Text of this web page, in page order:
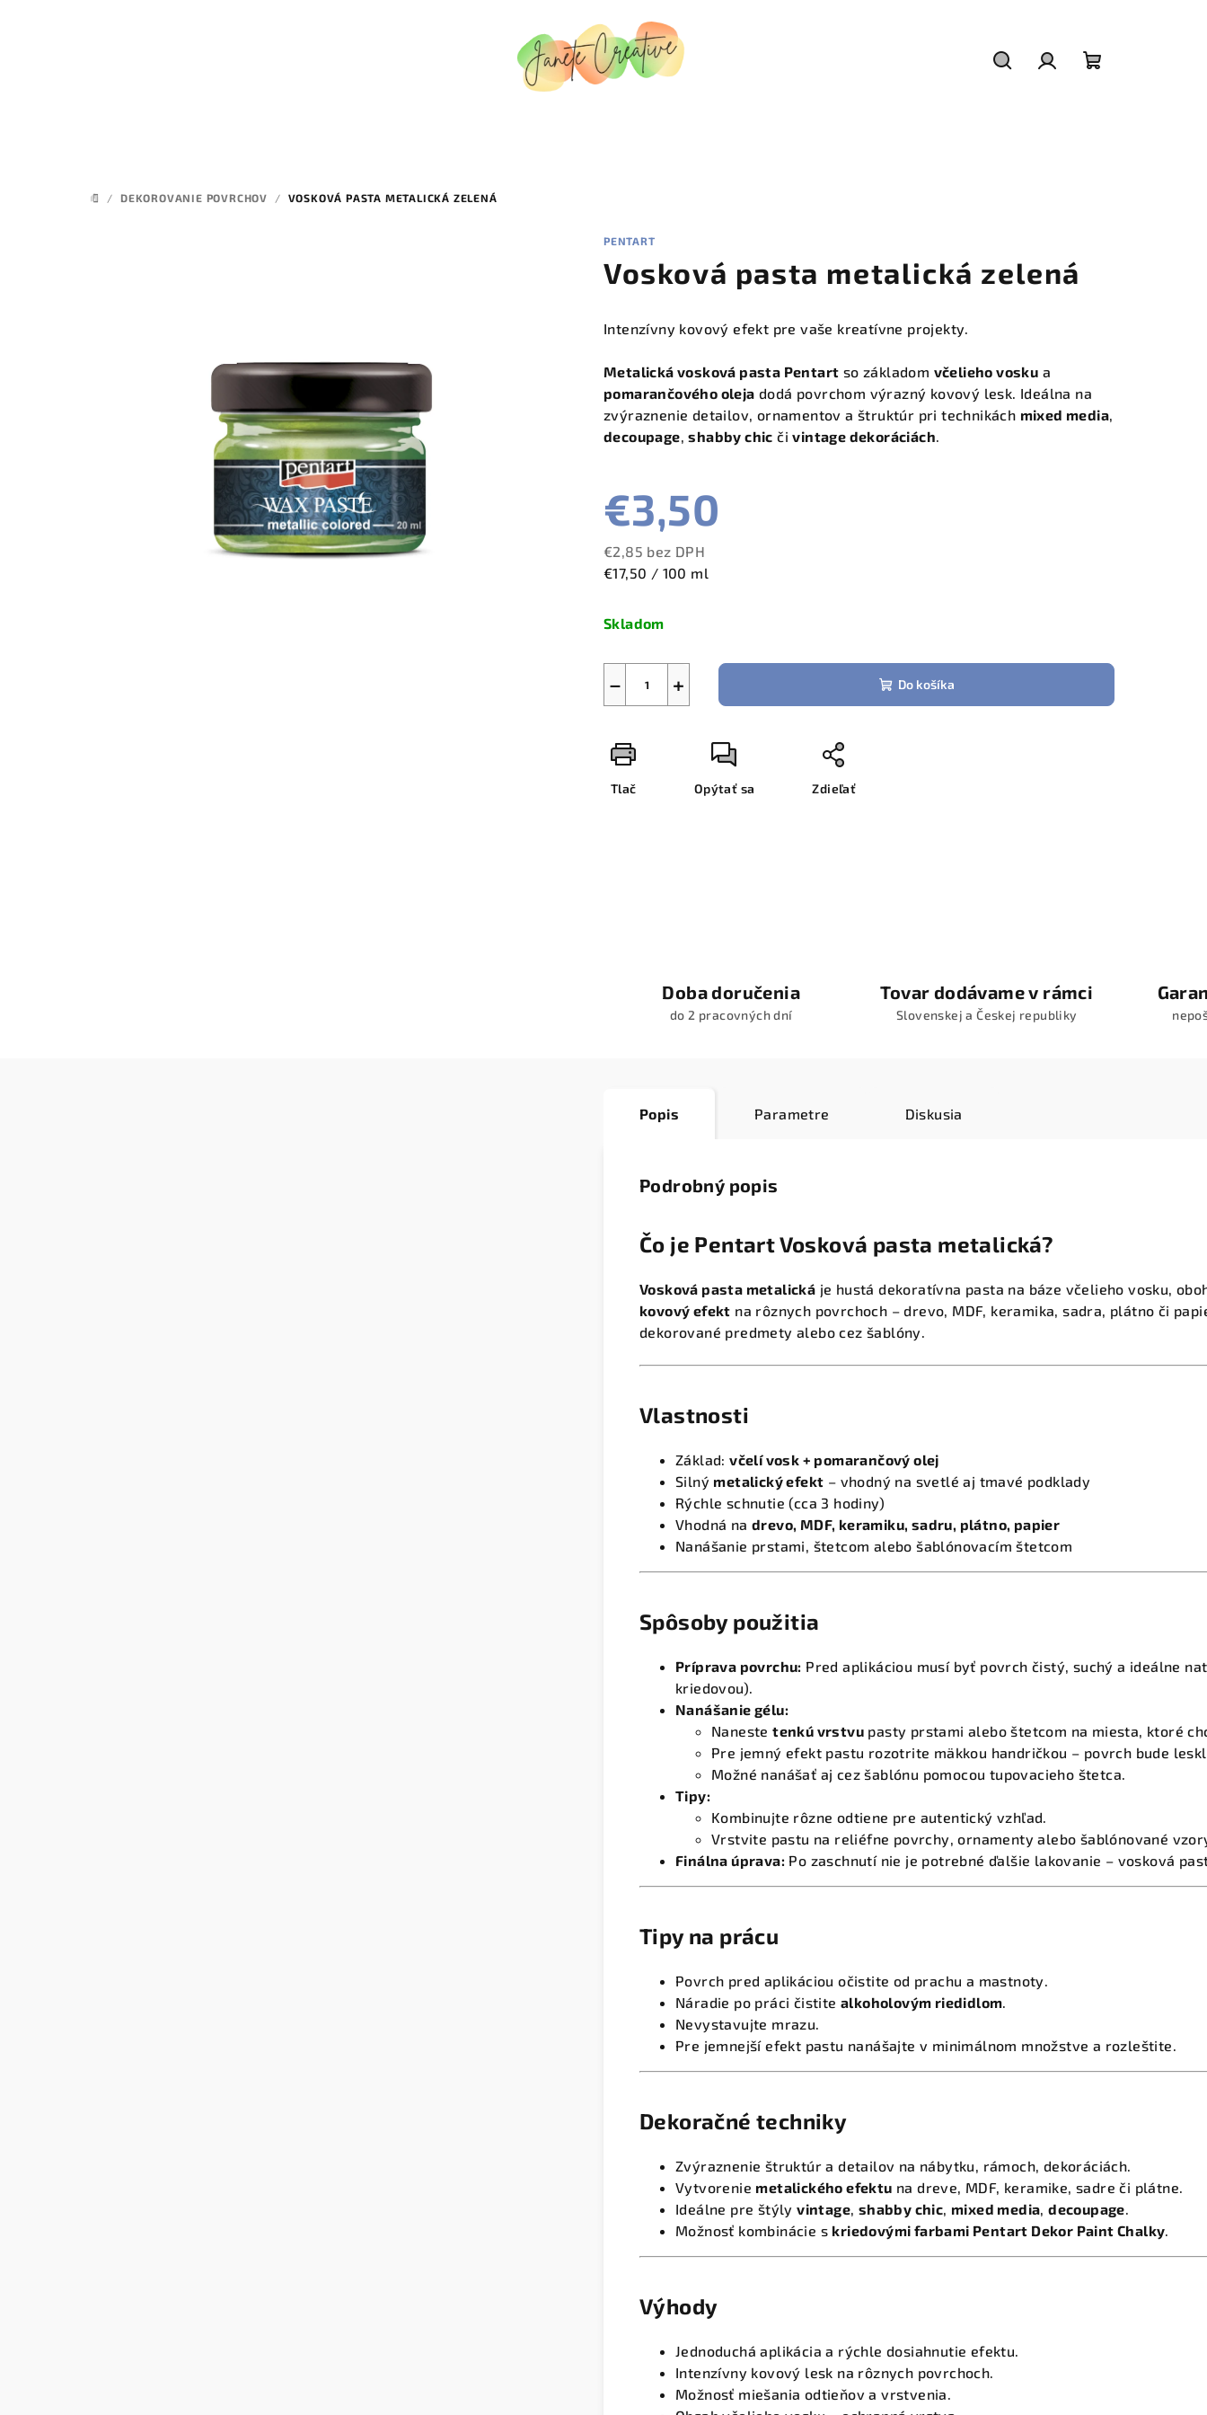
DOMOV
/ DEKOROVANIE POVRCHOV / VOSKOVÁ PASTA METALICKÁ ZELENÁ
PENTART
Vosková pasta metalická zelená
Intenzívny kovový efekt pre vaše kreatívne projekty.
Metalická vosková pasta Pentart so základom včelieho vosku a
pomarančového oleja dodá povrchom výrazný kovový lesk. Ideálna na
zvýraznenie detailov, ornamentov a štruktúr pri technikách mixed media
decoupage ,shabby chic čivintage dekoráciách
€3,50
€2,85 bez DPH
Jednotková
€17,50 / 100 ml
Skladom
+
− Do košíka
Tlač Opýtať sa Zdieľať
Doba doručenia
do 2 pracovných dní
Tovar dodávame v rámci
Slovenskej a Českej republiky
Popis Parametre Diskusia
Podrobný popis
Čo je Pentart Vosková pasta metalická?
Vosková pasta metalická je hustá dekoratívna pasta na báze včelieho vosku,
kovový efekt na rôznych povrchoch – drevo, MDF, keramika, sadra, plátno či
dekorované predmety alebo cez šablóny.
Vlastnosti
Základ:včelí vosk + pomarančový olej
Silný metalický efekt – vhodný na svetlé aj tmavé podklady
Rýchle schnutie (cca 3 hodiny)
Vhodná na drevo, MDF, keramiku, sadru, plátno, papier
Nanášanie prstami, štetcom alebo šablónovacím štetcom
Spôsoby použitia
Príprava povrchu: Pred aplikáciou musí byť povrch čistý, suchý a ideálne
kriedovou).
Nanášanie gélu:
Nanestetenkú vrstvu pasty prstami alebo štetcom na miesta, ktoré
Pre jemný efekt pastu rozotrite mäkkou handričkou – povrch bude
Možné nanášať aj cez šablónu pomocou tupovacieho štetca.
Tipy:
Kombinujte rôzne odtiene pre autentický vzhľad.
Vrstvite pastu na reliéfne povrchy, ornamenty alebo šablónované
Finálna úprava: Po zaschnutí nie je potrebné ďalšie lakovanie – vosková
Tipy na prácu
Povrch pred aplikáciou očistite od prachu a mastnoty.
Náradie po práci čistite alkoholovým riedidlom
Nevystavujte mrazu.
Pre jemnejší efekt pastu nanášajte v minimálnom množstve a rozleštite.
Dekoračné techniky
Zvýraznenie štruktúr a detailov na nábytku, rámoch, dekoráciách.
Vytvorenie metalického efektu na dreve, MDF, keramike, sadre či plátne.
Ideálne pre štýlyvintage shabby chic mixed media ,decoupage
Možnosť kombinácie s kriedovými farbami Pentart Dekor Paint Chalky
Výhody
Jednoduchá aplikácia a rýchle dosiahnutie efektu.
Intenzívny kovový lesk na rôznych povrchoch.
Možnosť miešania odtieňov a vrstvenia.